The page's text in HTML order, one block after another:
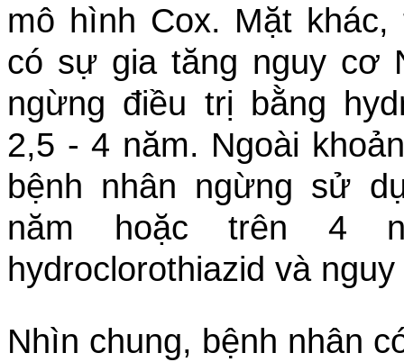
mô hình Cox. Mặt
có sự gia tăng nguy cơ
ngừng điều trị bằng
2,5 - 4 năm. Ngoài
bệnh nhân ngừng sử
năm hoặc trên 4
hydroclorothiazid và
Nhìn chung, bệnh nhân